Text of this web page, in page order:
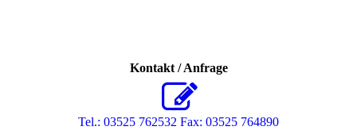
Kontakt / Anfrage
Tel.: 03525 762532 Fax: 03525 764890